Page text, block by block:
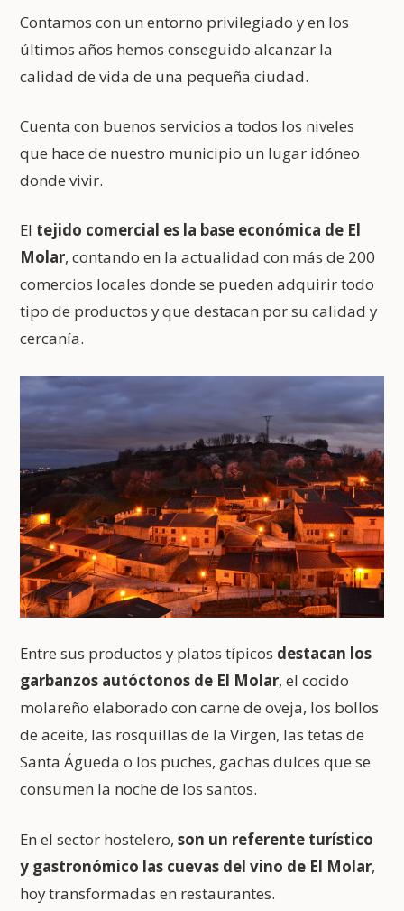
Contamos con un entorno privilegiado y en los
últimos años hemos conseguido alcanzar la
calidad de vida de una pequeña ciudad.
Cuenta con buenos servicios a todos los niveles
que hace de nuestro municipio un lugar idóneo
donde vivir.
El tejido comercial es la base económica de El
Molar, contando en la actualidad con más de 200
comercios locales donde se pueden adquirir todo
tipo de productos y que destacan por su calidad y
cercanía.
Entre sus productos y platos típicos destacan los
garbanzos autóctonos de El Molar, el cocido
molareño elaborado con carne de oveja, los bollos
de aceite, las rosquillas de la Virgen, las tetas de
Santa Águeda o los puches, gachas dulces que se
consumen la noche de los santos.
En el sector hostelero,son un referente turístico
y gastronómico las cuevas del vino de El Molar,
hoy transformadas en restaurantes.